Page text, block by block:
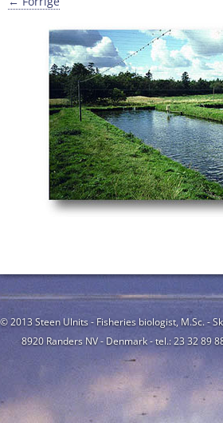
© 2013 Steen Ulnits - Fisheries biologist, M.Sc. -
8920 Randers NV - Denmark - tel.: 23 32 89